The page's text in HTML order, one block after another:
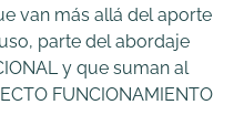
van más allá del aporte
parte del abordaje
y que suman al
FUNCIONAMIENTO